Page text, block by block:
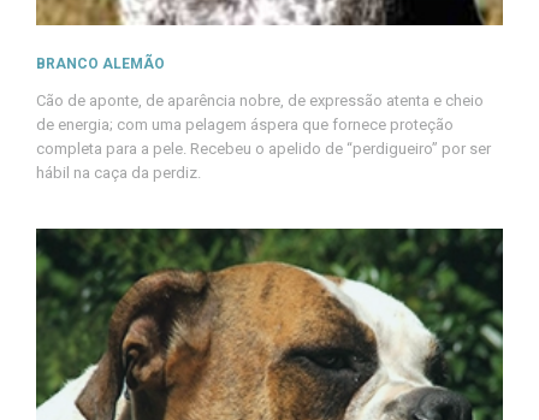
BRANCO ALEMÃO
Cão de aponte, de aparência nobre, de expressão atenta e cheio
de energia; com uma pelagem áspera que fornece proteção
completa para a pele. Recebeu o apelido de “perdigueiro” por ser
hábil na caça da perdiz.